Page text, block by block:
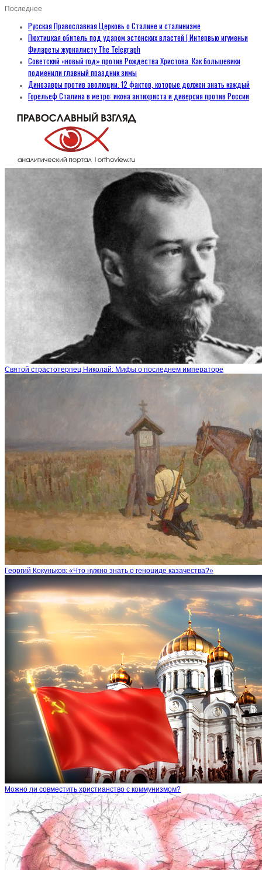
Последнее
Русская Православная Церковь о Сталине и сталинизме
Пюхтицкая обитель под ударом эстонских властей | Интервью игуменьи
Филареты журналисту The Telegraph
Советский «новый год» против Рождества Христова. Как большевики
подменили главный праздник зимы
Динозавры против эволюции. 12 фактов, которые должен знать каждый
Горельеф Сталина в метро: икона антихриста и диверсия против России
Святой страстотерпец Николай: Мифы о последнем императоре
Георгий Кокуньков: «Что нужно знать о геноциде казачества?»
Можно ли совместить христианство с коммунизмом?